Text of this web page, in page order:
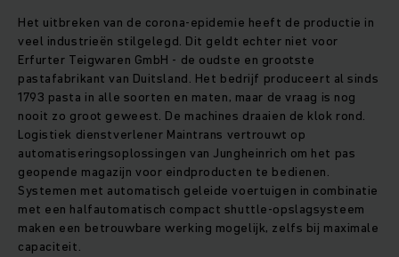
Het uitbreken van de corona-epidemie heeft de productie in
veel industrieën stilgelegd. Dit geldt echter niet voor
Erfurter Teigwaren GmbH - de oudste en grootste
pastafabrikant van Duitsland. Het bedrijf produceert al sinds
1793 pasta in alle soorten en maten, maar de vraag is nog
nooit zo groot geweest. De machines draaien de klok rond.
Logistiek dienstverlener Maintrans vertrouwt op
automatiseringsoplossingen van Jungheinrich om het pas
geopende magazijn voor eindproducten te bedienen.
Systemen met automatisch geleide voertuigen in combinatie
met een halfautomatisch compact shuttle-opslagsysteem
maken een betrouwbare werking mogelijk, zelfs bij maximale
capaciteit.